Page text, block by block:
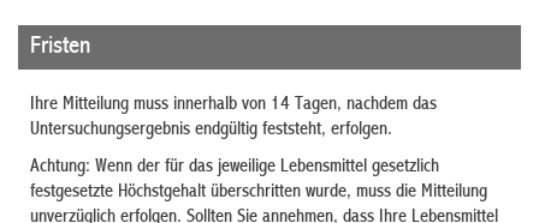
Fristen
Ihre Mitteilung muss innerhalb von 14 Tagen, nachdem das
Untersuchungsergebnis endgültig feststeht, erfolgen.
Achtung: Wenn der für das jeweilige Lebensmittel gesetzlich
festgesetzte Höchstgehalt überschritten wurde, muss die Mitteilung
unverzüglich erfolgen. Sollten Sie annehmen, dass Ihre Lebensmittel